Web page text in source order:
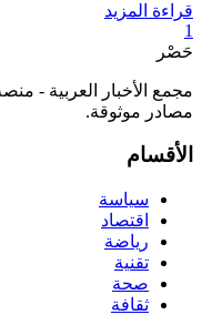
قراءة المزيد
1
حَصْر
مجمع الأخبار العربية -
مصادر موثوقة.
الأقسام
سياسة
اقتصاد
رياضة
تقنية
صحة
ثقافة